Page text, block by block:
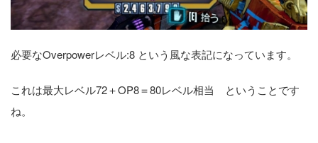
必要なOverpowerレベル:8 という風な表記になっています。
これは最大レベル72＋OP8＝80レベル相当 ということです
ね。